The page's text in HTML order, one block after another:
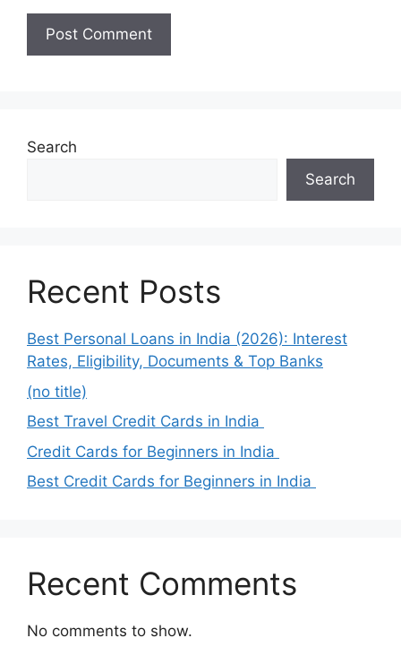
Search
Search
Recent Posts
Best Personal Loans in India (2026): Interest
Rates, Eligibility, Documents & Top Banks
(no title)
Best Travel Credit Cards in India
Credit Cards for Beginners in India
Best Credit Cards for Beginners in India
Recent Comments
No comments to show.